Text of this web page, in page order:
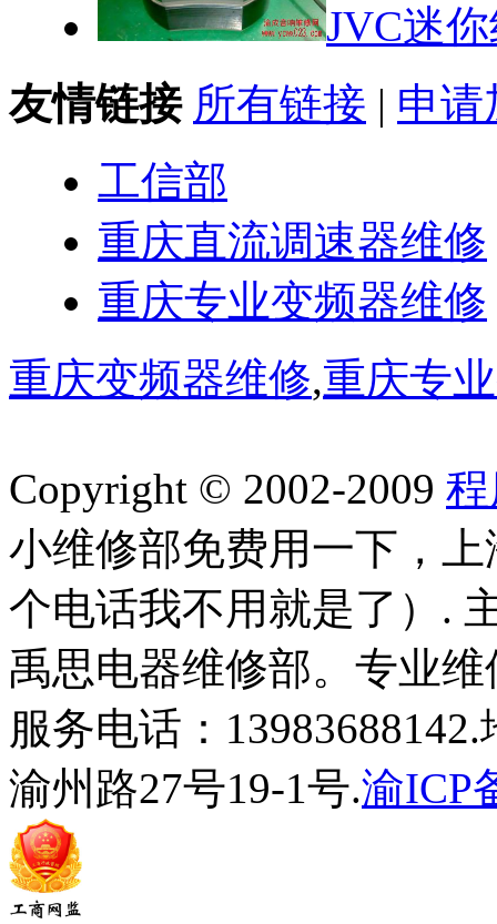
JVC迷
友情链接 所有链接 | 申请
工信部
重庆直流调速器维修
重庆专业变频器维修
重庆变频器维修,重庆专
Copyright © 2002-2009 程
小维修部免费用一下，
个电话我不用就是了）.
禹思电器维修部。专业
服务电话：
渝州路27号19-1号.渝ICP